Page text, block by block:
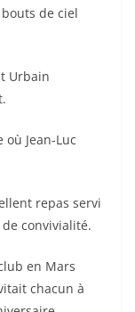
de ciel
Urbain
Jean-Luc
repas servi
convivialité.
en Mars
chacun à